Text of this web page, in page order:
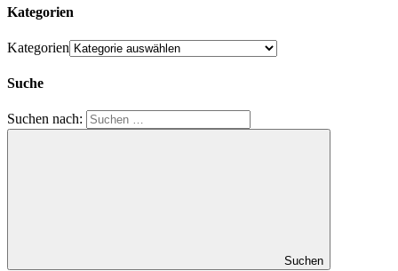
Kategorien
Kategorien
Suche
Suchen nach:
Suchen